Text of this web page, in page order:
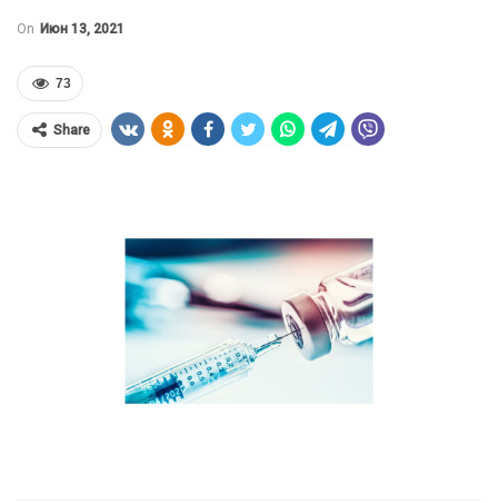
On Июн 13, 2021
73
Share